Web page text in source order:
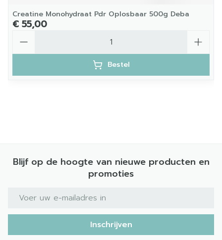
Creatine Monohydraat Pdr Oplosbaar 500g Deba
€ 55,00
Bestel
Blijf op de hoogte van nieuwe producten en
promoties
E-mail adres
Inschrijven